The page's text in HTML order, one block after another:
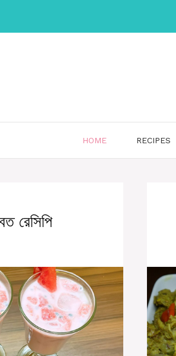
HOME RECIPES
রেসিপি